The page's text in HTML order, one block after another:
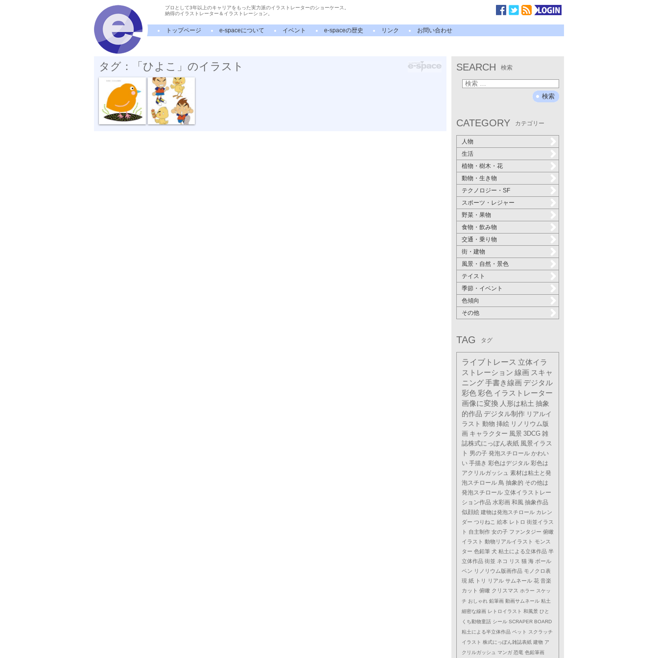
プロとして3年以上のキャリアをもった実力派のイラストレーターのショーケース。
納得のイラストレーター＆イラストレーション。
トップページ e-spaceについて イベント e-spaceの歴史 リンク お問い合わせ
タグ：「ひよこ」のイラスト
ピヨちゃんの... ボクとトリさ... SEARCH 検索
CATEGORY カテゴリー
人物
生活
植物・樹木・花
動物・生き物
テクノロジー・SF
スポーツ・レジャー
野菜・果物
食物・飲み物
交通・乗り物
街・建物
風景・自然・景色
テイスト
季節・イベント
色傾向
その他
TAG タグ
ライブトレース 立体イラ
ストレーション 線画 スキャ
ニング手書き線画 デジタル
彩色彩色 イラストレーター
画像に変換 人形は粘土 抽象
的作品 デジタル制作 リアルイ
ラスト 動物 挿絵 リノリウム版
画 キャラクター 風景 3DCG 雑
誌株式にっぽん表紙 風景イラス
ト 男の子 発泡スチロール かわい
い 手描き 彩色はデジタル 彩色は
アクリルガッシュ 素材は粘土と発
泡スチロール 鳥 抽象的 その他は
発泡スチロール 立体イラストレー
ション作品 水彩画 和風 抽象作品
似顔絵 建物は発泡スチロール カレン
ダー つりねこ 絵本 レトロ 街並イラス
ト 自主制作 女の子 ファンタジー 俯瞰
イラスト 動物リアルイラスト モンス
ター 色鉛筆 犬 粘土による立体作品 半
立体作品 街並 ネコ リス 猫 海 ボール
ペン リノリウム版画作品 モノクロ表
現 紙 トリ リアル サムネール 花 音楽
カット 俯瞰 クリスマス ホラー スケッ
チ おしゃれ 鉛筆画 動画サムネール 粘土
細密な線画 レトロイラスト 和風景 ひと
くち動物童話 シール SCRAPER BOARD
粘土による半立体作品 ペット
スクラッチ
イラスト 株式にっぽん雑誌表紙 建物 ア
クリルガッシュ
マンガ 恐竜 色鉛筆画